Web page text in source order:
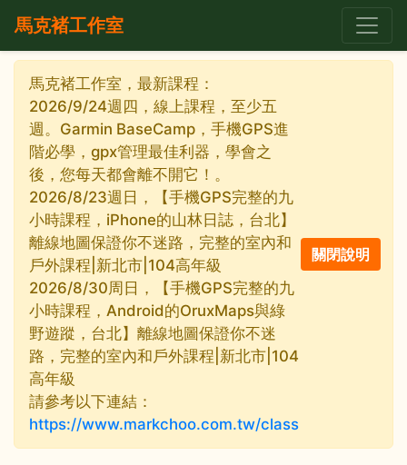
馬克褚工作室
馬克褚工作室，最新課程：
2026/9/24週四，線上課程，至少五
週。Garmin BaseCamp，手機GPS進
階必學，gpx管理最佳利器，學會之
後，您每天都會離不開它！。
2026/8/23週日，【手機GPS完整的九
小時課程，iPhone的山林日誌，台北】
離線地圖保證你不迷路，完整的室內和
戶外課程|新北市|104高年級
2026/8/30周日，【手機GPS完整的九
小時課程，Android的OruxMaps與綠
野遊蹤，台北】離線地圖保證你不迷
路，完整的室內和戶外課程|新北市|104
高年級
請參考以下連結：
https://www.markchoo.com.tw/class